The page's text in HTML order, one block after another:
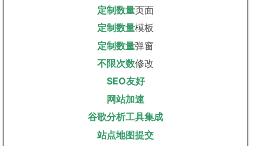
定制数量页面
定制数量模板
定制数量弹窗
不限次数修改
SEO友好
网站加速
谷歌分析工具集成
站点地图提交